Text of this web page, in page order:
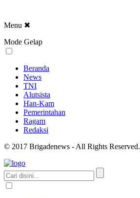
Menu ✖
Mode Gelap
Beranda
News
TNI
Alutsista
Han-Kam
Pemerintahan
Ragam
Redaksi
© 2017 Brigadenews - All Rights Reserved.